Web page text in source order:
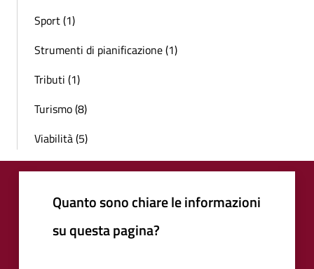
Sport (1)
Strumenti di pianificazione (1)
Tributi (1)
Turismo (8)
Viabilità (5)
Quanto sono chiare le informazioni
su questa pagina?